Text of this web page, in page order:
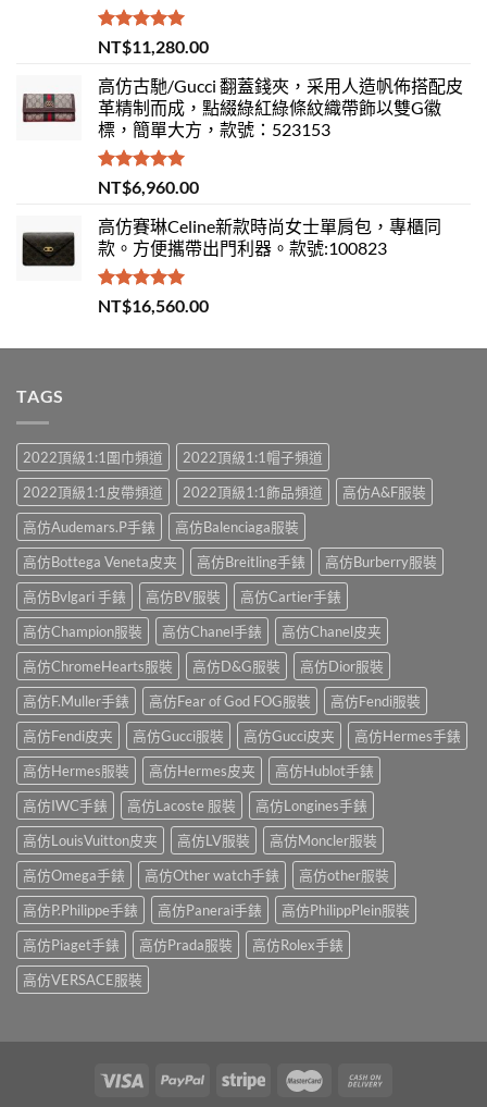
評分5.00
滿分 5
NT$11,280.00
高仿古馳/Gucci 翻蓋錢夾，采用人造帆佈搭配皮
革精制而成，點綴綠紅綠條紋織帶飾以雙G徽
標，簡單大方，款號：523153
評分 5.00
滿分 5
NT$6,960.00
高仿賽琳Celine新款時尚女士單肩包，專櫃同
款。方便攜帶出門利器。款號:100823
評分5.00
滿分 5
NT$16,560.00
TAGS
2022頂級1:1圍巾頻道
2022頂級1:1帽子頻道
2022頂級1:1皮帶頻道
2022頂級1:1飾品頻道
高仿A&F服裝
高仿Audemars.P手錶
高仿Balenciaga服裝
高仿Bottega Veneta皮夹
高仿Breitling手錶
高仿Burberry服裝
高仿Bvlgari 手錶
高仿BV服裝
高仿Cartier手錶
高仿Champion服裝
高仿Chanel手錶
高仿Chanel皮夹
高仿ChromeHearts服裝
高仿D&G服裝
高仿Dior服裝
高仿F.Muller手錶
高仿Fear of God FOG服裝
高仿Fendi服裝
高仿Fendi皮夹
高仿Gucci服裝 高仿Gucci皮夹
高仿Hermes手錶
高仿Hermes服裝
高仿Hermes皮夹
高仿Hublot手錶
高仿IWC手錶
高仿Lacoste 服裝
高仿Longines手錶
高仿LouisVuitton皮夹
高仿LV服裝
高仿Moncler服裝
高仿Omega手錶
高仿Other watch手錶
高仿other服裝
高仿P.Philippe手錶
高仿Panerai手錶
高仿PhilippPlein服裝
高仿Piaget手錶
高仿Prada服裝
高仿Rolex手錶
高仿VERSACE服裝